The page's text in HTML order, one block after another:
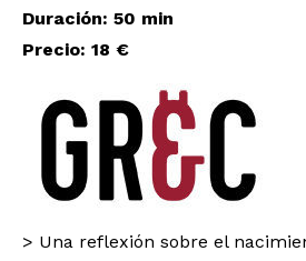
Duración: 50 min
Precio: 18 €
> Una reflexión sobre el